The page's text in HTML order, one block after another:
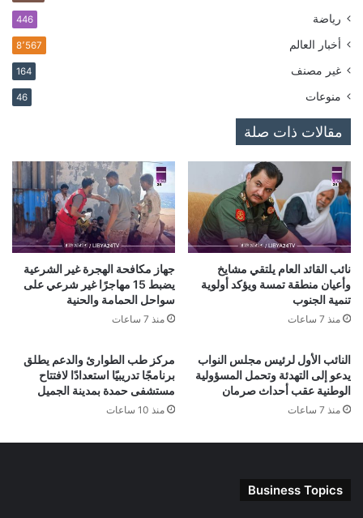
رياضة 446
أخبار العالم 8٬567
غير مصنف 164
منوعات 46
مقالات ذات صلة
نائب القائد العام يلتقي مشايخ
وأعيان منطقة تمسة ويؤكد أولوية
تنمية الجنوب
منذ 7 ساعات
جهاز مكافحة الهجرة غير الشرعية
يضبط 15 مهاجرًا غير شرعي على
سواحل الحمامة والحنية
منذ 7 ساعات
النائب الأول لرئيس مجلس النواب
يدعو إلى التهدئة وتحمل المسؤولية
الوطنية عقب أحداث صرمان
منذ 7 ساعات
مركز طب الطوارئ والدعم يطلق
برنامجًا تدريبيًا استعدادًا لافتتاح
مستشفى حمدة بمدينة الجميل
منذ 10 ساعات
Business Topics